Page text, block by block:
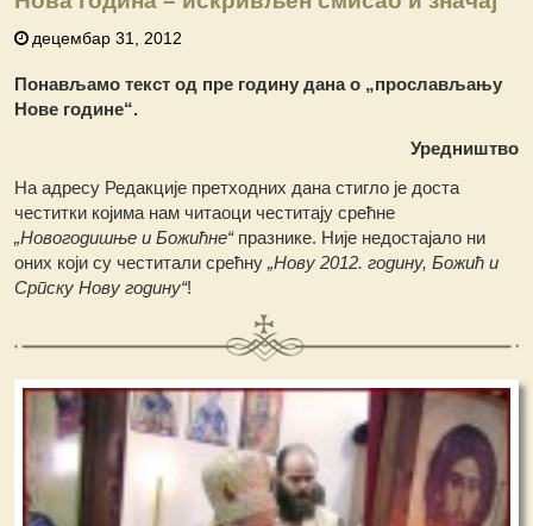
децембар 31, 2012
Понављамо текст од пре годину дана о „прослављању
Нове године“.
Уредништво
На адресу Редакције претходних дана стигло је доста
честитки којима нам читаоци честитају срећне
„Новогодишње и Божићне“празнике. Није недостајало ни
оних који су честитали срећну„Нову 2012. годину, Божић и
Српску Нову годину“!